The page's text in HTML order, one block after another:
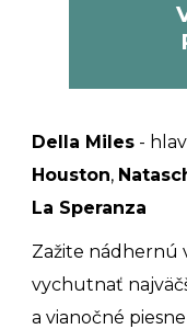
Della Miles -
Houston,
La Speranza
Zažite nádhernú
vychutnať
a vianočné